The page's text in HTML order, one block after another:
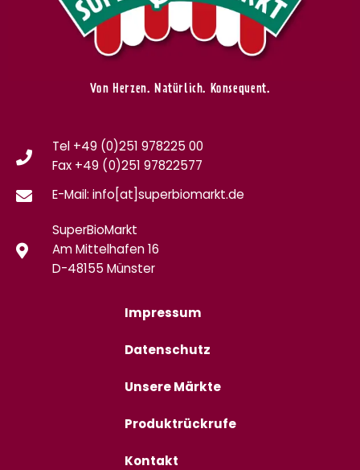
Von Herzen. Natürlich. Konsequent.
Tel +49 (0)251 978225 00
Fax +49 (0)251 97822577
E-Mail: info[at]superbiomarkt.de
SuperBioMarkt
Am Mittelhafen 16
D-48155 Münster
Impressum
Datenschutz
Unsere Märkte
Produktrückrufe
Kontakt